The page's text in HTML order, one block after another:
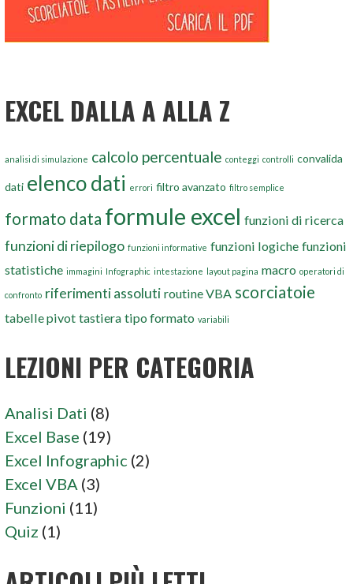
EXCEL DALLA A ALLA Z
analisi di simulazione calcolo percentuale conteggi controlli convalida
dati elenco dati errori filtro avanzato filtro semplice
formato data formule excel funzioni di ricerca
funzioni di riepilogo funzioni informative funzioni logiche funzioni
statistiche immagini Infographic intestazione layout pagina macro operatori di
confronto riferimenti assoluti routine VBA scorciatoie
tabelle pivot tastiera tipo formato variabili
LEZIONI PER CATEGORIA
Analisi Dati (8)
Excel Base (19)
Excel Infographic (2)
Excel VBA (3)
Funzioni (11)
Quiz (1)